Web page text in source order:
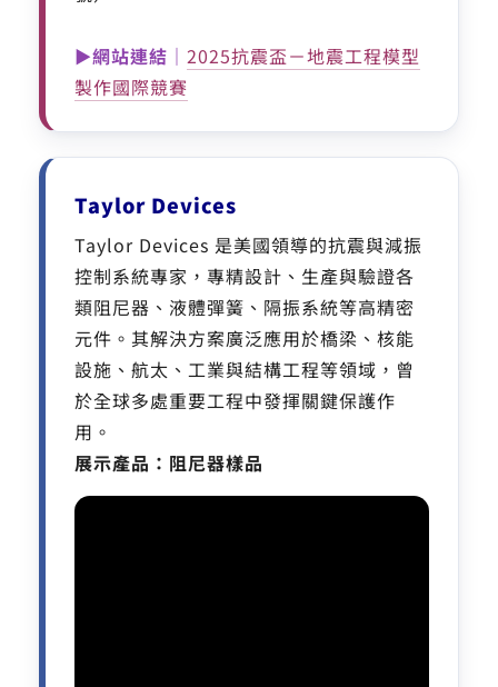
►網站連結｜ 2025抗震盃－地震工程模型
製作國際競賽
Taylor Devices
Taylor Devices 是美國領導的抗震與減振
控制系統專家，專精設計、生產與驗證各
類阻尼器、液體彈簧、隔振系統等高精密
元件。其解決方案廣泛應用於橋梁、核能
設施、航太、工業與結構工程等領域，曾
於全球多處重要工程中發揮關鍵保護作
用。
展示產品：阻尼器樣品